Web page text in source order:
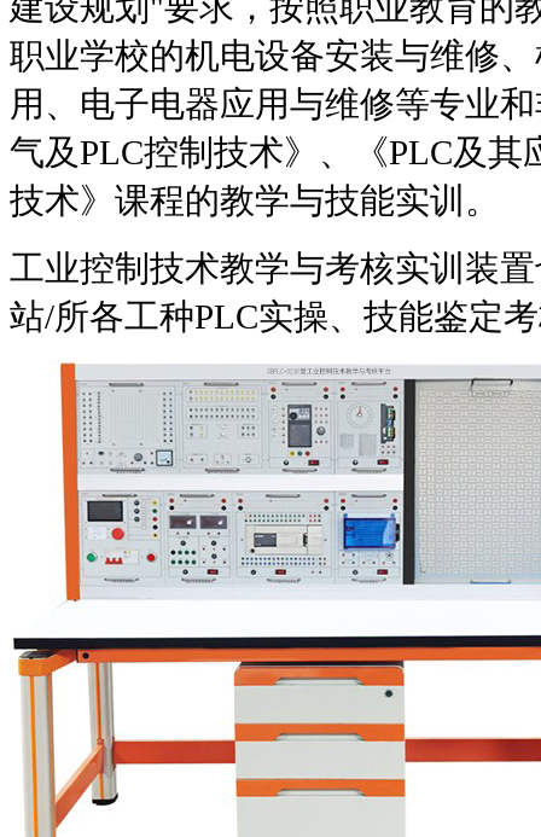
职业学校的机电设备安装与维修
用、电子电器应用与维修等专业
气及PLC控制技术》、《PLC及其
技术》课程的教学与技能实训。
工业控制技术教学与考核实训装
站/所各工种PLC实操、技能鉴定